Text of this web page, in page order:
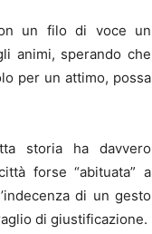
un filo di voce un
animi, sperando che
per un attimo, possa
storia ha davvero
forse “abituata” a
di un gesto
di giustificazione.